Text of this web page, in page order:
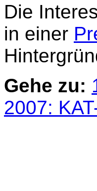
Die
in einer
Gehe zu:
2007: